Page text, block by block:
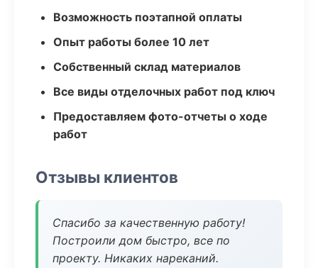
Возможность поэтапной оплаты
Опыт работы более 10 лет
Собственный склад материалов
Все виды отделочных работ под ключ
Предоставляем фото-отчеты о ходе
работ
Отзывы клиентов
Спасибо за качественную работу!
Построили дом быстро, все по
проекту. Никаких нареканий.